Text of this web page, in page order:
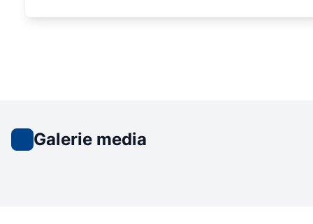
Galerie media